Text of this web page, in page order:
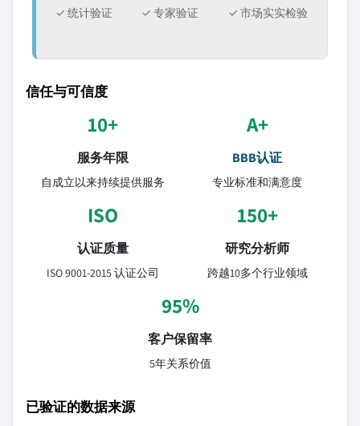
✓ 统计验证 ✓ 专家验证 ✓ 市场实实检验
信任与可信度
10+
服务年限
自成立以来持续提供服务
A+
BBB认证
专业标准和满意度
ISO
认证质量
ISO 9001-2015 认证公司
150+
研究分析师
跨越10多个行业领域
95%
客户保留率
5年关系价值
已验证的数据来源